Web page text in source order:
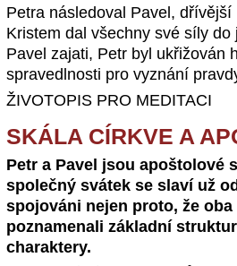
Petra následoval Pavel,
Kristem dal všechny své síly
Pavel zajati, Petr byl ukřižován
spravedlnosti pro vyznání
ŽIVOTOPIS PRO MEDITACI
SKÁLA CÍRKVE A
Petr a Pavel jsou apoštolové
společný svátek se slaví už
spojováni nejen proto, že
poznamenali základní
charaktery.